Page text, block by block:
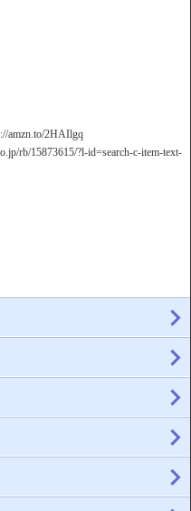
2HAIlgq
rb/15873615/?l-id=search-c-item-text-